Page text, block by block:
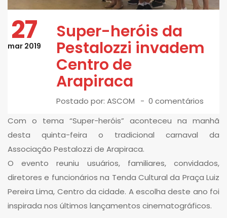
27
mar 2019
Super-heróis da
Pestalozzi invadem
Centro de
Arapiraca
Postado por: ASCOM
0 comentários
Com o tema “Super-heróis” aconteceu na manhã
desta quinta-feira o tradicional carnaval da
Associação Pestalozzi de Arapiraca.
O evento reuniu usuários, familiares, convidados,
diretores e funcionários na Tenda Cultural da Praça Luiz
Pereira Lima, Centro da cidade. A escolha deste ano foi
inspirada nos últimos lançamentos cinematográficos.